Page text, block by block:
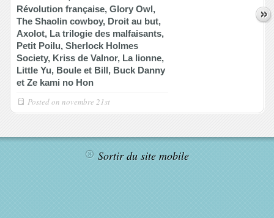
Révolution française, Glory Owl,
The Shaolin cowboy, Droit au but,
Axolot, La trilogie des malfaisants,
Petit Poilu, Sherlock Holmes
Society, Kriss de Valnor, La lionne,
Little Yu, Boule et Bill, Buck Danny
et Ze kami no Hon
Posted on novembre 21st
Sortir du site mobile